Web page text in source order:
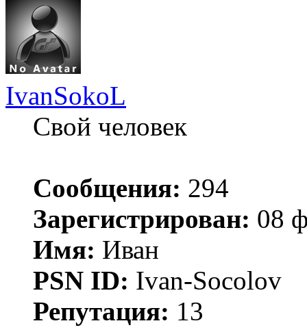
IvanSokoL
Свой человек
Сообщения: 294
Зарегистрирован: 08
Имя: Иван
PSN ID: Ivan-Socolov
Репутация: 13